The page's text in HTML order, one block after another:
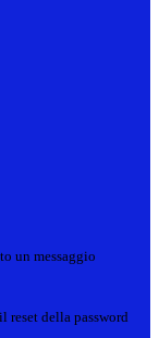
un messaggio
reset della password